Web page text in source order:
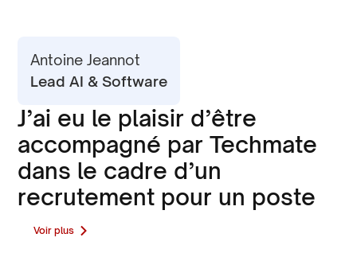
du secteur de la tech et de
l’IA, ce qui rend les
échanges particulièrement
fluides et pertinents. Il se
sont montrés proactifs,
disponibles et à l’écoute
tout au long du processus.
Antoine Jeannot
Lead AI & Software
J’ai eu le plaisir d’être
accompagné par Techmate
dans le cadre d’un
recrutement pour un poste
de Lead Software Robotics
Voir plus